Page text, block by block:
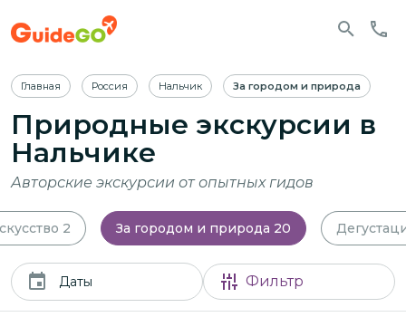
Главная Россия Нальчик За городом и природа
Природные экскурсии в
Нальчике
Авторские экскурсии от опытных гидов
2 За городом и природа 20
Даты Фильтр